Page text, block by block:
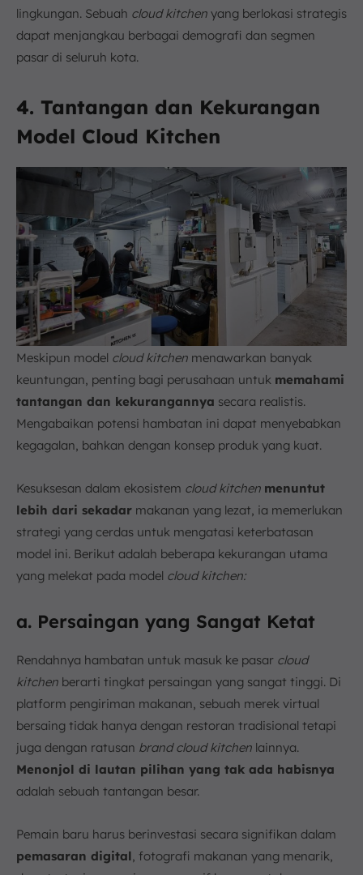
lingkungan. Sebuah cloud kitchen yang berlokasi strategis
dapat menjangkau berbagai demografi dan segmen
pasar di seluruh kota.
4. Tantangan dan Kekurangan
Model Cloud Kitchen
Meskipun model cloud kitchen menawarkan banyak
keuntungan, penting bagi perusahaan untuk memahami
tantangan dan kekurangannya secara realistis.
Mengabaikan potensi hambatan ini dapat menyebabkan
kegagalan, bahkan dengan konsep produk yang kuat.
Kesuksesan dalam ekosistem cloud kitchen menuntut
lebih dari sekadar makanan yang lezat, ia memerlukan
strategi yang cerdas untuk mengatasi keterbatasan
model ini. Berikut adalah beberapa kekurangan utama
yang melekat pada model cloud kitchen:
a. Persaingan yang Sangat Ketat
Rendahnya hambatan untuk masuk ke pasar cloud
kitchen berarti tingkat persaingan yang sangat tinggi. Di
platform pengiriman makanan, sebuah merek virtual
bersaing tidak hanya dengan restoran tradisional tetapi
juga dengan ratusan brand cloud kitchen lainnya.
Menonjol di lautan pilihan yang tak ada habisnya
adalah sebuah tantangan besar.
Pemain baru harus berinvestasi secara signifikan dalam
pemasaran digital, fotografi makanan yang menarik,